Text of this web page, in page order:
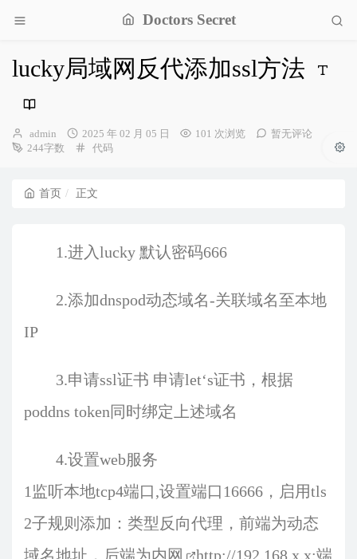
Doctors Secret
lucky局域网反代添加ssl方法
博
主：
admin
发
布
2025 年 02 月 05 日 101 次浏览
暂无评论
244字数
分
代码
首页 正文
1.进入lucky 默认密码666
2.添加dnspod动态域名-关联域名至本地
IP
3.申请ssl证书 申请let‘s证书，根据
poddns token同时绑定上述域名
4.设置web服务
1监听本地tcp4端口,设置端口16666，启用tls
2子规则添加：类型反向代理，前端为动态
域名地址，后端为内网
http://192.168.x.x:端